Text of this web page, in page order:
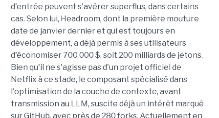
d'entrée peuvent s'avérer superflus, dans certains
cas. Selon lui, Headroom, dont la première mouture
date de janvier dernier et qui est toujours en
développement, a déjà permis à ses utilisateurs
d'économiser 700 000 $, soit 200 milliards de jetons.
Bien qu'il ne s'agisse pas d'un projet officiel de
Netflix à ce stade, le composant spécialisé dans
l'optimisation de la couche de contexte, avant
transmission au LLM, suscite déjà un intérêt marqué
sur GitHub, avec près de 280 forks. Actuellement en